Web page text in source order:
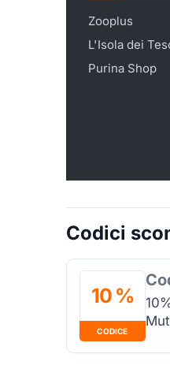
Zooplus
L'Isola dei
Purina Shop
Codici
10 %
CODICE